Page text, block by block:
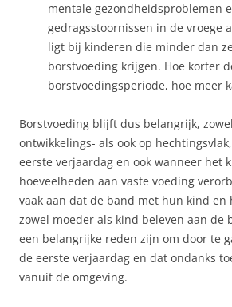
mentale gezondheidsproblemen
gedragsstoornissen in de vroege
ligt bij kinderen die minder dan
borstvoeding krijgen. Hoe korter
borstvoedingsperiode, hoe meer
Borstvoeding blijft dus belangrijk,
ontwikkelings- als ook op
eerste verjaardag en ook wanneer het
hoeveelheden aan vaste voeding
vaak aan dat de band met hun kind en
zowel moeder als kind beleven aan de
een belangrijke reden zijn om door te
de eerste verjaardag en dat ondanks
vanuit de omgeving.